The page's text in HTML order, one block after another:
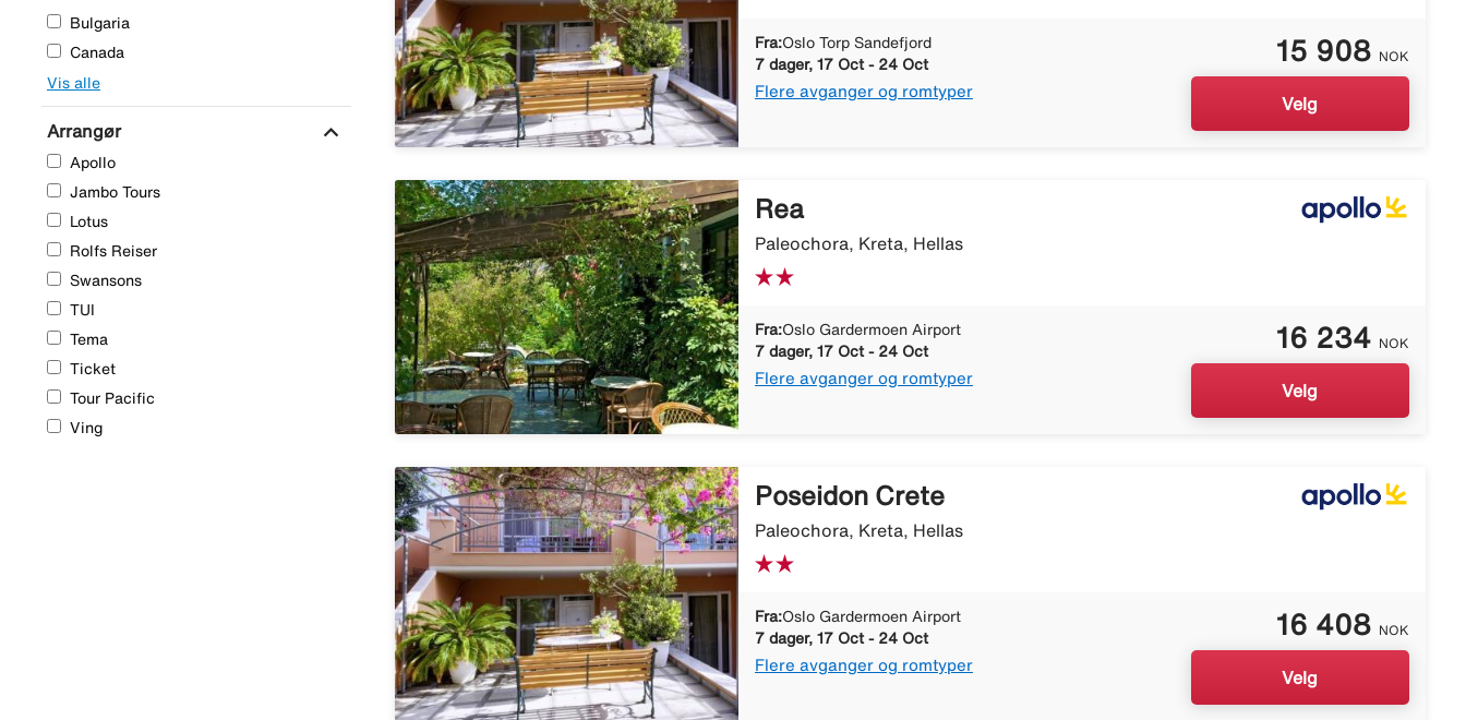
Bulgaria
Canada
Vis alle
Arrangør expand_more
Apollo
Jambo Tours
Lotus
Rolfs Reiser
Swansons
TUI
Tema
Ticket
Tour Pacific
Ving
Fra:Oslo Torp Sandefjord
7 dager, 17 Oct - 24 Oct
Flere avganger og romtyper
15 908 NOK
Velg
Rea
Paleochora, Kreta, Hellas
Fra:Oslo Gardermoen Airport
7 dager, 17 Oct - 24 Oct
Flere avganger og romtyper
16 234 NOK
Velg
Poseidon Crete
Paleochora, Kreta, Hellas
Fra:Oslo Gardermoen Airport
7 dager, 17 Oct - 24 Oct
Flere avganger og romtyper
16 408 NOK
Velg